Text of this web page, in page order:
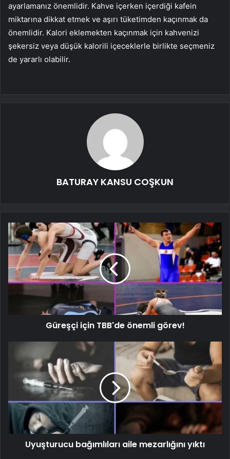
ayarlamanız önemlidir. Kahve içerken içerdiği kafein
miktarına dikkat etmek ve aşırı tüketimden kaçınmak da
önemlidir. Kalori eklemekten kaçınmak için kahvenizi
şekersiz veya düşük kalorili içeceklerle birlikte seçmeniz
de yararlı olabilir.
BATURAY KANSU COŞKUN
Güreşçi için TBB'de önemli görev!
Uyuşturucu bağımlıları aile mezarlığını yıktı